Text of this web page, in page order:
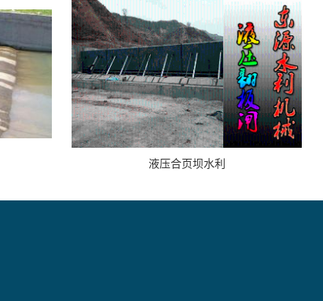
液压合页坝水利